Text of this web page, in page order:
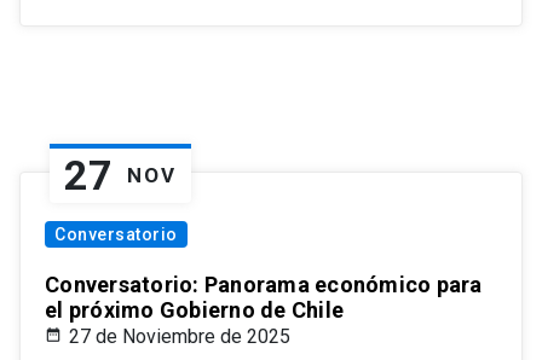
27 NOV
Conversatorio
Conversatorio: Panorama económico para
el próximo Gobierno de Chile
27 de Noviembre de 2025